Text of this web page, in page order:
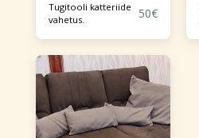
Tugitooli katteriide
vahetus.
50€